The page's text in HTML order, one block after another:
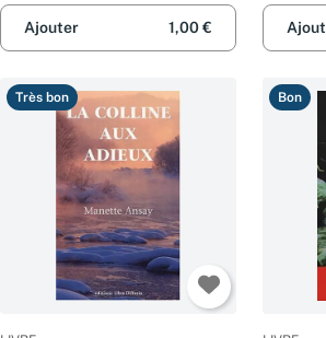
Ajouter 1,00 €
Très bon Bon